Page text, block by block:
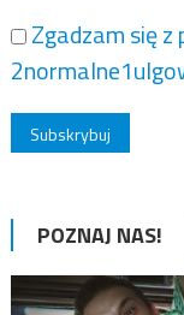
Zgadzam się
POZNAJ NAS!